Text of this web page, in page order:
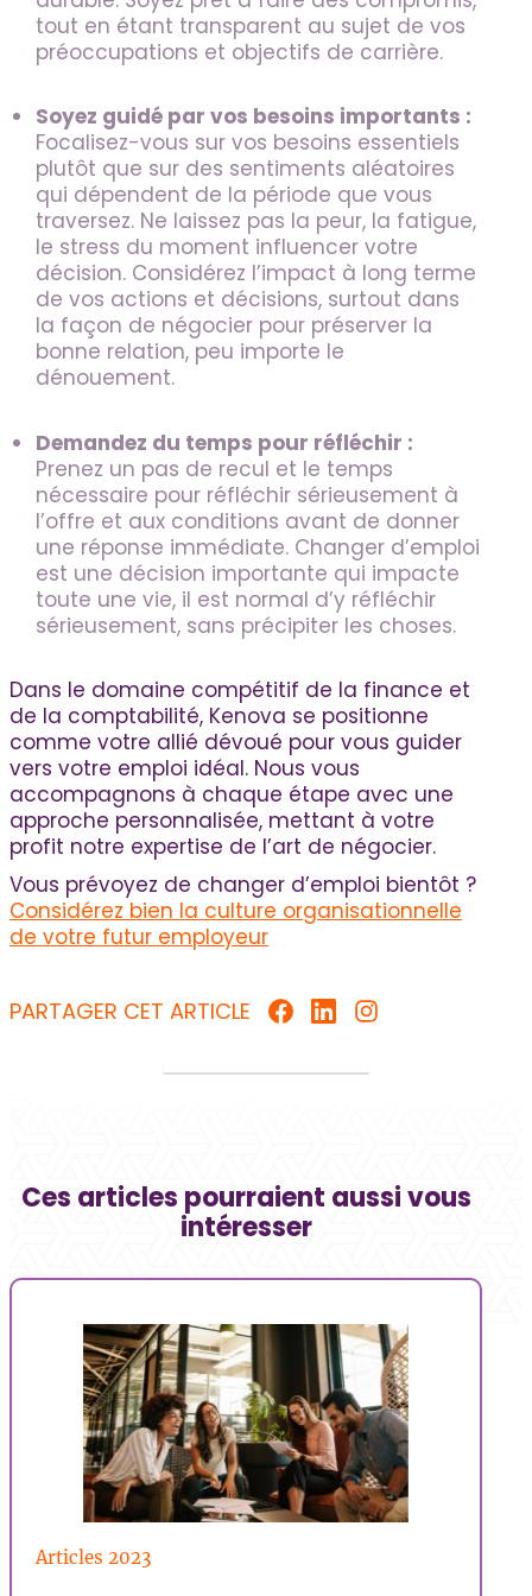
tout en étant transparent au sujet de vos
préoccupations et objectifs de carrière.
Soyez guidé par vos besoins importants :
Focalisez-vous sur vos besoins essentiels
plutôt que sur des sentiments aléatoires
qui dépendent de la période que vous
traversez. Ne laissez pas la peur, la fatigue,
le stress du moment influencer votre
décision. Considérez l’impact à long terme
de vos actions et décisions, surtout dans
la façon de négocier pour préserver la
bonne relation, peu importe le
dénouement.
Demandez du temps pour réfléchir :
Prenez un pas de recul et le temps
nécessaire pour réfléchir sérieusement à
l’offre et aux conditions avant de donner
une réponse immédiate. Changer d’emploi
est une décision importante qui impacte
toute une vie, il est normal d’y réfléchir
sérieusement, sans précipiter les choses.
Dans le domaine compétitif de la finance et
de la comptabilité, Kenova se positionne
comme votre allié dévoué pour vous guider
vers votre emploi idéal. Nous vous
accompagnons à chaque étape avec une
approche personnalisée, mettant à votre
profit notre expertise de l’art de négocier.
Vous prévoyez de changer d’emploi bientôt ?
Considérez bien la culture organisationnelle
de votre futur employeur
PARTAGER CET ARTICLE
Ces articles pourraient aussi vous
intéresser
Trucs & Astuces | RH